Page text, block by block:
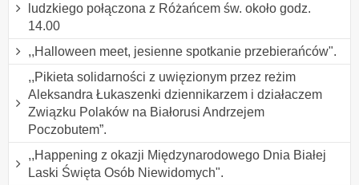
ludzkiego połączona z Różańcem św. około godz.
14.00
,,Halloween meet, jesienne spotkanie przebierańców".
,,Pikieta solidarności z uwięzionym przez reżim
Aleksandra Łukaszenki dziennikarzem i działaczem
Związku Polaków na Białorusi Andrzejem
Poczobutem”.
,,Happening z okazji Międzynarodowego Dnia Białej
Laski Święta Osób Niewidomych".